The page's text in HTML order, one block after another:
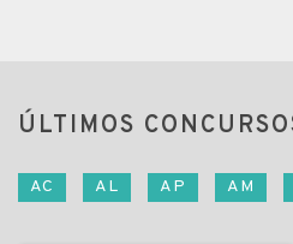
ÚLTIMOS
AC AL AP AM